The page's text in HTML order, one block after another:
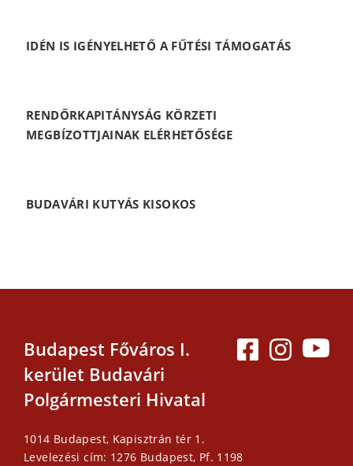
IDÉN IS IGÉNYELHETŐ A FŰTÉSI TÁMOGATÁS
RENDŐRKAPITÁNYSÁG KÖRZETI
MEGBÍZOTTJAINAK ELÉRHETŐSÉGE
BUDAVÁRI KUTYÁS KISOKOS
Budapest Főváros I.
kerület Budavári
Polgármesteri Hivatal
1014 Budapest, Kapisztrán tér 1.
Levelezési cím: 1276 Budapest, Pf. 1198